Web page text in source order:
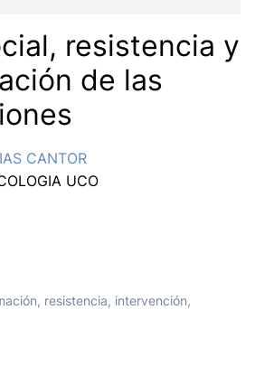
resistencia y
de las
CANTOR
UCO
resistencia, intervención,